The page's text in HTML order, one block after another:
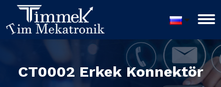
CT0002 Erkek Konnektör